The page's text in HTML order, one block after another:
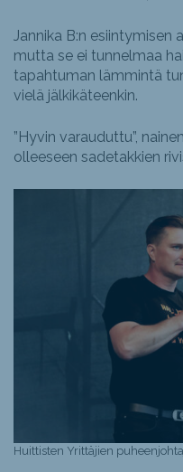
Jannika B:n esiintymisen
mutta se ei tunnelmaa
tapahtuman lämmintä
vielä jälkikäteenkin.
”Hyvin varauduttu”,
olleeseen sadetakkien
Huittisten Yrittäjien